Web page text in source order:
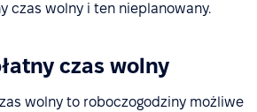
czas wolny i ten nieplanowany.
czas wolny
wolny to roboczogodziny możliwe